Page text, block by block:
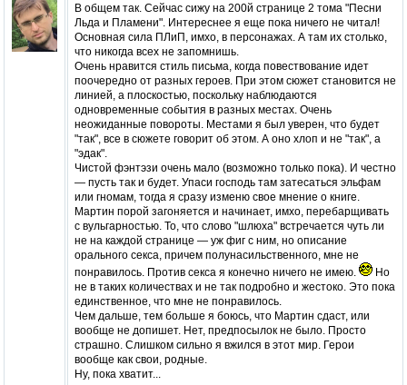
В общем так. Сейчас сижу на 200й странице 2 тома "Песни
Льда и Пламени". Интереснее я еще пока ничего не читал!
Основная сила ПЛиП, имхо, в персонажах. А там их столько,
что никогда всех не запомнишь.
Очень нравится стиль письма, когда повествование идет
поочередно от разных героев. При этом сюжет становится не
линией, а плоскостью, поскольку наблюдаются
одновременные события в разных местах. Очень
неожиданные повороты. Местами я был уверен, что будет
"так", все в сюжете говорит об этом. А оно хлоп и не "так", а
"эдак".
Чистой фэнтэзи очень мало (возможно только пока). И честно
— пусть так и будет. Упаси господь там затесаться эльфам
или гномам, тогда я сразу изменю свое мнение о книге.
Мартин порой загоняется и начинает, имхо, перебарщивать
с вульгарностью. То, что слово "шлюха" встречается чуть ли
не на каждой странице — уж фиг с ним, но описание
орального секса, причем полунасильственного, мне не
понравилось. Против секса я конечно ничего не имею.
Но
не в таких количествах и не так подробно и жестоко. Это пока
единственное, что мне не понравилось.
Чем дальше, тем больше я боюсь, что Мартин сдаст, или
вообще не допишет. Нет, предпосылок не было. Просто
страшно. Слишком сильно я вжился в этот мир. Герои
вообще как свои, родные.
Ну, пока хватит...